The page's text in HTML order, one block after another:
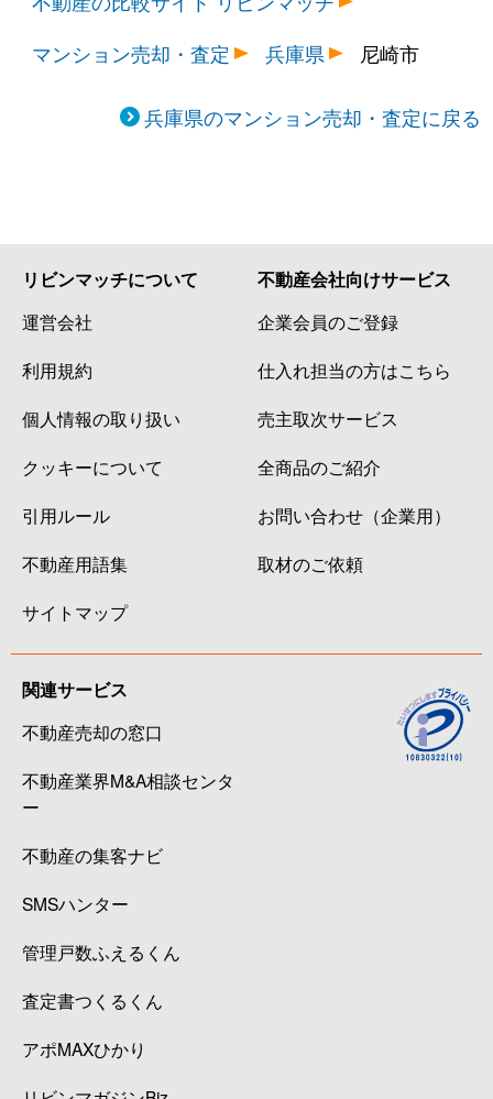
南武庫之荘
330万円
武庫之荘
南武庫之荘
350万円
武庫之荘
南武庫之荘
2,800万円
武庫之荘
南武庫之荘
2,200万円
武庫之荘
南武庫之荘
1,700万円
武庫之荘
武庫川町
2,700万円
武庫川
武庫川町
2,400万円
武庫川
武庫町
4,800万円
武庫之荘
武庫之荘
3,600万円
武庫之荘
武庫之荘
武庫之荘
武庫之荘
4,300万円
武庫之荘
武庫之荘
武庫之荘
武庫之荘西
武庫之荘西
マンション売却・査定
兵庫県 尼崎市
兵庫県のマンション売却・査定に戻る
リビンマッチについて
運営会社
利用規約
個人情報の取り扱い
クッキーについて
引用ルール
不動産用語集
サイトマップ
不動産会社向けサービス
企業会員のご登録
仕入れ担当の方はこちら
売主取次サービス
全商品のご紹介
お問い合わせ（企業用）
取材のご依頼
関連サービス
不動産売却の窓口
不動産業界M&A相談センタ
ー
不動産の集客ナビ
SMSハンター
管理戸数ふえるくん
査定書つくるくん
アポMAXひかり